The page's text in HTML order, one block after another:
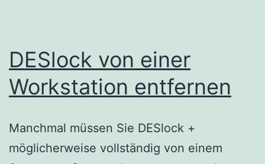
DESlock von einer
Workstation entfernen
Manchmal müssen Sie DESlock +
möglicherweise vollständig von einem